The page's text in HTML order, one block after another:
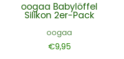
oogaa Babylöffel
Silikon 2er-Pack
oogaa
€9,95